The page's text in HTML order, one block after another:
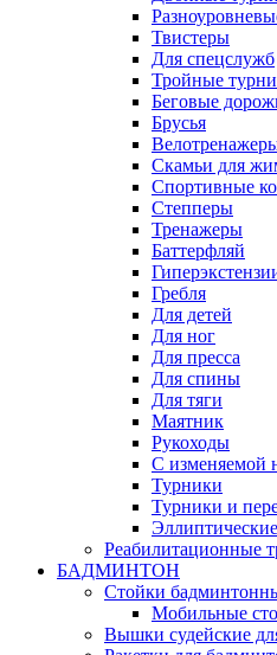
Твистеры
Для спецслужб
Тройные
Беговые
Брусья
Скамьи для
Спортивные
Степперы
Тренажеры
Баттерфляй
Гребля
Для детей
Для ног
Для пресса
Для спины
Для тяги
Маятник
Рукоходы
С изменяемой
Турники
Турники и
Эллиптические
Реабилитационные
БАДМИНТОН
Стойки
Мобильные
Вышки судейские